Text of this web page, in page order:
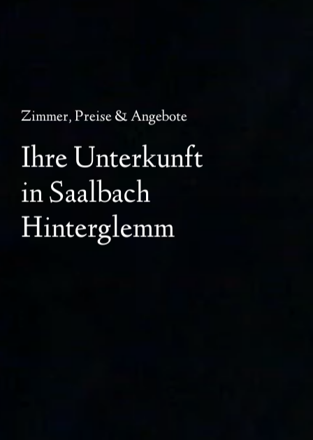
---
---
Zimmer, Preise & Angebote
Ihre Unterkunft
in Saalbach
Hinterglemm